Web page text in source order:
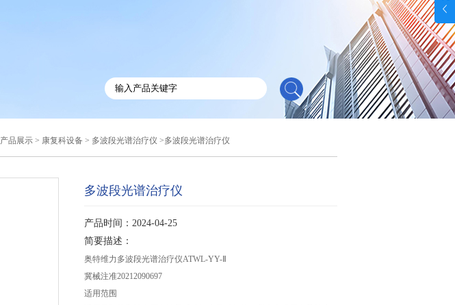
产品展示 > 康复科设备 > 多波段光谱治疗仪 >多波段光谱治疗仪
多波段光谱治疗仪
产品时间：2024-04-25
简要描述：
奥特维力多波段光谱治疗仪ATWL-YY-Ⅱ
冀械注准20212090697
适用范围